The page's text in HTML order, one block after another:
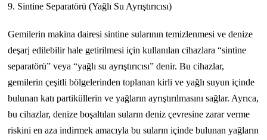
9. Sintine Separatörü (Yağlı Su Ayrıştırıcısı)
Gemilerin makina dairesi sintine sularının temizlenmesi ve denize
deşarj edilebilir hale getirilmesi için kullanılan cihazlara “sintine
separatörü” veya “yağlı su ayrıştırıcısı” denir. Bu cihazlar,
gemilerin çeşitli bölgelerinden toplanan kirli ve yağlı suyun içinde
bulunan katı partiküllerin ve yağların ayrıştırılmasını sağlar. Ayrıca,
bu cihazlar, denize boşaltılan suların deniz çevresine zarar verme
riskini en aza indirmek amacıyla bu suların içinde bulunan yağların